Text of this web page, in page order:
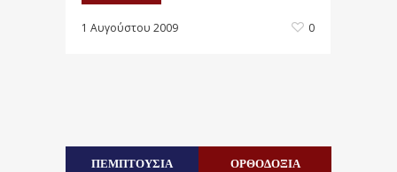
1 Αυγούστου 2009 0
ΠΕΜΠΤΟΥΣΙΑ ΟΡΘΟΔΟΞΙΑ